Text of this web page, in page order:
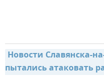
Новости Славянска-
пытались атаковать